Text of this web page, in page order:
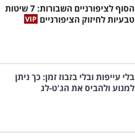
הסוף לציפורניים השבורות: 7 שיטות
טבעיות לחיזוק הציפורניים
בלי עייפות ובלי בזבוז זמן: כך ניתן
למנוע ולהביס את הג'ט-לג